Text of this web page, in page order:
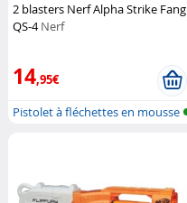
2 blasters Nerf Alpha Strike Fang
QS-4Nerf
14,95€
Pistolet à fléchettes en mousse